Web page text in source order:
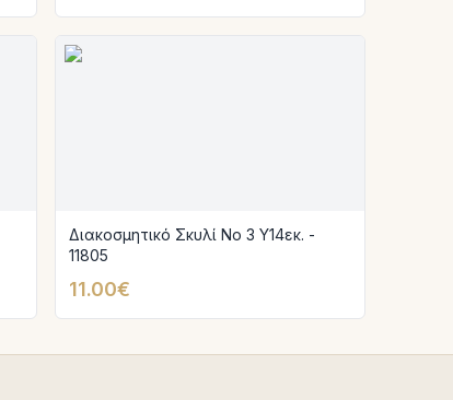
Διακοσμητικό Σκυλί Νο 3 Υ14εκ. -
11805
11.00€